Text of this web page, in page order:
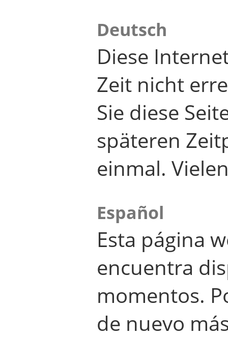
Deutsch
Diese
Zeit nicht
Sie diese
späteren
einmal.
Español
Esta página
encuentra
momentos.
de nuevo